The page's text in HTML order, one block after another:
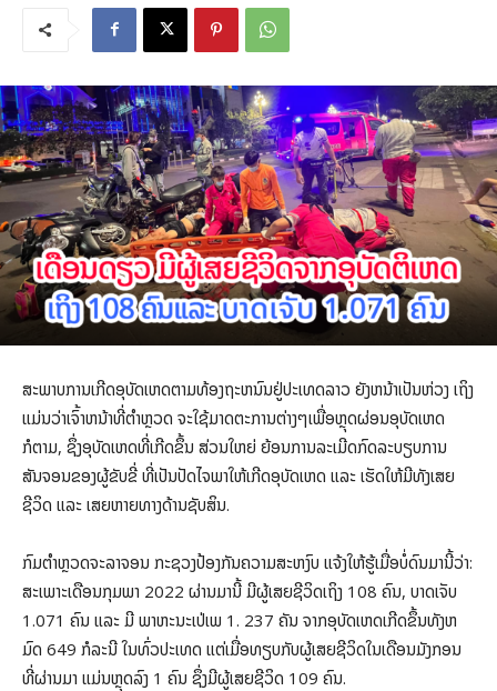
ສະພາບການເກີດອຸບັດເຫດຕາມທ້ອງຖະຫນົນຢູ່ປະເທດລາວ ຍັງຫນ້າເປັນຫ່ວງ ເຖິງ
ແມ່ນວ່າເຈົ້າຫນ້າທີ່ຕໍາຫຼວດ ຈະໃຊ້ມາດຕະການຕ່າງໆເພື່ອຫຼຸດຜ່ອນອຸບັດເຫດ
ກໍຕາມ, ຊຶ່ງອຸບັດເຫດທີ່ເກີດຂຶ້ນ ສ່ວນໃຫຍ່ ຍ້ອນການລະເມີດກົດລະບຽບການ
ສັນຈອນຂອງຜູ້ຂັບຂີ່ ທີ່ເປັນປັດໄຈພາໃຫ້ເກີດອຸບັດເຫດ ແລະ ເຮັດໃຫ້ມີທັງເສຍ
ຊີວິດ ແລະ ເສຍຫາຍທາງດ້ານຊັບສິນ.
ກົມຕໍາຫຼວດຈະລາຈອນ ກະຊວງປ້ອງກັນຄວາມສະຫງົບ ແຈ້ງໃຫ້ຮູ້ເມື່ອບໍ່ດົນມານີ້ວ່າ:
ສະເພາະເດືອນກຸມພາ 2022 ຜ່ານມານີ້ ມີຜູ້ເສຍຊີວິດເຖິງ 108 ຄົນ, ບາດເຈັບ
1.071 ຄົນ ແລະ ມີ ພາຫະນະເປ່ເພ 1. 237 ຄັນ ຈາກອຸບັດເຫດເກີດຂຶ້ນທັງຫ
ມົດ 649 ກໍລະນີ ໃນທົ່ວປະເທດ ແຕ່ເມື່ອທຽບກັບຜູ້ເສຍຊີວິດໃນເດືອນມັງກອນ
ທີ່ຜ່ານມາ ແມ່ນຫຼຸດລົງ 1 ຄົນ ຊຶ່ງມີຜູ້ເສຍຊີວິດ 109 ຄົນ.